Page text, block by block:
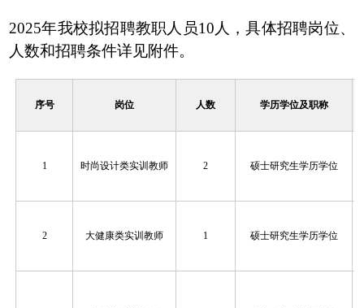
2025年我校拟招聘教职人员10人，具体招聘岗位、
人数和招聘条件详见附件。
序号 岗位 人数 学历学位及职称
1 时尚设计类实训教师 2 硕士研究生学历学位
2 大健康类实训教师 1 硕士研究生学历学位